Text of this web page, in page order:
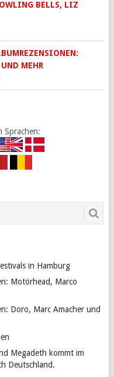
BELLS, LIZ
MEHR
Sprachen:
in Hamburg
Motörhead, Marco
Doro, Marc Amacher und
Megadeth kommt im
Deutschland.